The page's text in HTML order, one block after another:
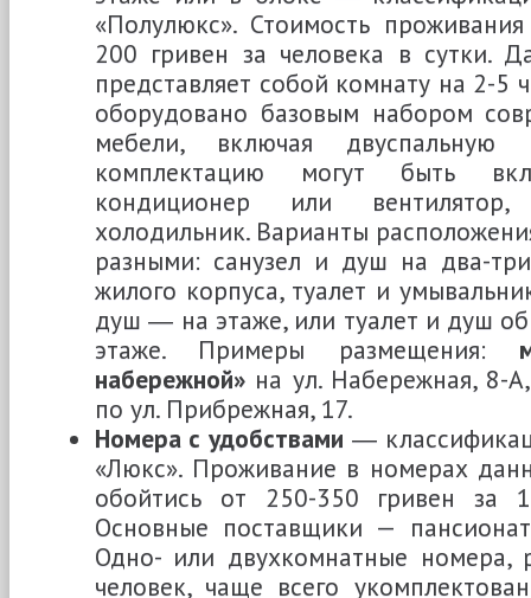
«Полулюкс». Стоимость
200 гривен за человека в сутки.
представляет собой комнату на 2-5
оборудовано базовым набором
мебели, включая
комплектацию могут быть
кондиционер или
холодильник. Варианты
разными: санузел и душ на два-
жилого корпуса, туалет и
душ ― на этаже, или туалет и душ
этаже. Примеры размещения:
набережной» на ул. Набережная, 8-
по ул. Прибрежная, 17.
Номера с удобствами ―
«Люкс». Проживание в номерах
обойтись от 250-350 гривен за
Основные поставщики —
Одно- или двухкомнатные номера,
человек, чаще всего